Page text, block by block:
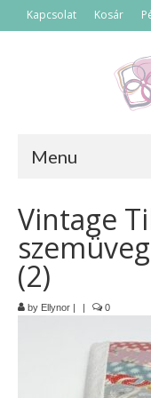
Kapcsolat Kosár
Menu
Termékek
Akciós
Táskák
Vintage
(2)
by Ellynor | | 0